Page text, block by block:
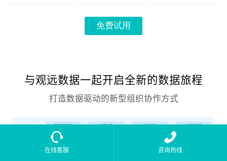
免费试用
与观远数据一起开启全新的数据旅程
打造数据驱动的新型组织协作方式
在线客服 咨询热线